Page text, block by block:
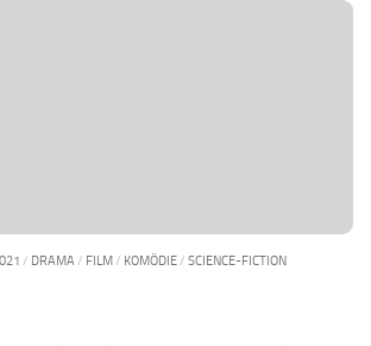
/ DRAMA / FILM / KOMÖDIE / SCIENCE-FICTION